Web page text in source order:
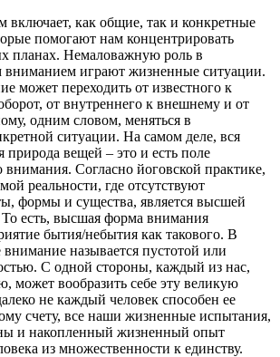
включает, как общие, так и конкретные
помогают нам концентрировать
планах. Немаловажную роль в
играют жизненные ситуации.
может переходить от известного к
от внутреннего к внешнему и от
одним словом, меняться в
ситуации. На самом деле, вся
природа вещей – это и есть поле
внимания. Согласно йоговской практике,
реальности, где отсутствуют
формы и существа, является высшей
есть, высшая форма внимания
бытия/небытия как такового. В
внимание называется пустотой или
С одной стороны, каждый из нас,
может вообразить себе эту великую
не каждый человек способен ее
счету, все наши жизненные испытания,
и накопленный жизненный опыт
из множественности к единству.